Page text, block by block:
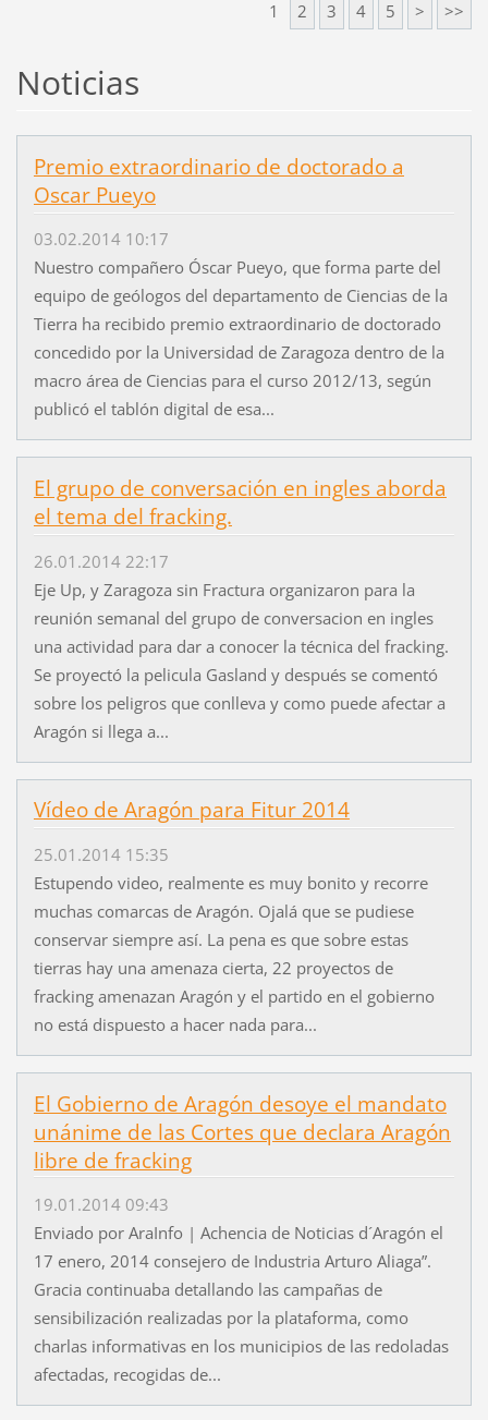
1 2 3 4 5 > >>
Noticias
Premio extraordinario de doctorado a
Oscar Pueyo
03.02.2014 10:17
Nuestro compañero Óscar Pueyo, que forma parte del
equipo de geólogos del departamento de Ciencias de la
Tierra ha recibido premio extraordinario de doctorado
concedido por la Universidad de Zaragoza dentro de la
macro área de Ciencias para el curso 2012/13, según
publicó el tablón digital de esa...
El grupo de conversación en ingles aborda
el tema del fracking.
26.01.2014 22:17
Eje Up, y Zaragoza sin Fractura organizaron para la
reunión semanal del grupo de conversacion en ingles
una actividad para dar a conocer la técnica del fracking.
Se proyectó la pelicula Gasland y después se comentó
sobre los peligros que conlleva y como puede afectar a
Aragón si llega a...
Vídeo de Aragón para Fitur 2014
25.01.2014 15:35
Estupendo video, realmente es muy bonito y recorre
muchas comarcas de Aragón. Ojalá que se pudiese
conservar siempre así. La pena es que sobre estas
tierras hay una amenaza cierta, 22 proyectos de
fracking amenazan Aragón y el partido en el gobierno
no está dispuesto a hacer nada para...
El Gobierno de Aragón desoye el mandato
unánime de las Cortes que declara Aragón
libre de fracking
19.01.2014 09:43
Enviado por AraInfo | Achencia de Noticias d´Aragón el
17 enero, 2014 consejero de Industria Arturo Aliaga”.
Gracia continuaba detallando las campañas de
sensibilización realizadas por la plataforma, como
charlas informativas en los municipios de las redoladas
afectadas, recogidas de...